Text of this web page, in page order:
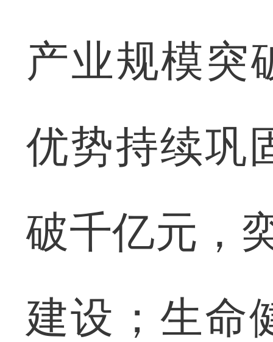
产业规模突
优势持续巩
破千亿元，
建设；生命